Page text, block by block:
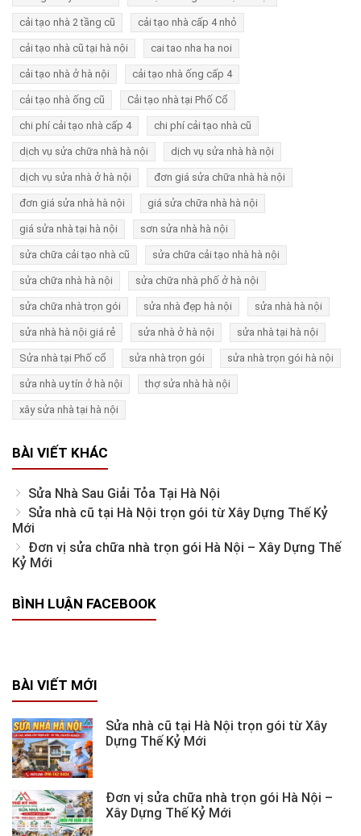
cải tạo nhà 2 tầng cũ cải tạo nhà cấp 4 nhỏ
cải tạo nhà cũ tại hà nội cai tao nha ha noi
cải tạo nhà ở hà nội cải tạo nhà ống cấp 4
cải tạo nhà ống cũ Cải tạo nhà tại Phố Cổ
chi phí cải tạo nhà cấp 4 chi phí cải tạo nhà cũ
dịch vụ sửa chữa nhà hà nội dịch vụ sửa nhà hà nội
dịch vụ sửa nhà ở hà nội đơn giá sửa chữa nhà hà nội
đơn giá sửa nhà hà nội giá sửa chữa nhà hà nội
giá sửa nhà tại hà nội sơn sửa nhà hà nội
sửa chữa cải tạo nhà cũ sửa chữa cải tạo nhà hà nội
sửa chữa nhà hà nội sửa chữa nhà phố ở hà nội
sửa chữa nhà trọn gói sửa nhà đẹp hà nội sửa nhà hà nội
sửa nhà hà nội giá rẻ sửa nhà ở hà nội sửa nhà tại hà nội
Sửa nhà tại Phố cổ sửa nhà trọn gói sửa nhà trọn gói hà nội
sửa nhà uy tín ở hà nội thợ sửa nhà hà nội
xây sửa nhà tại hà nội
BÀI VIẾT KHÁC
Sửa Nhà Sau Giải Tỏa Tại Hà Nội
Sửa nhà cũ tại Hà Nội trọn gói từ Xây Dựng Thế Kỷ
Mới
Đơn vị sửa chữa nhà trọn gói Hà Nội – Xây Dựng Thế
Kỷ Mới
BÌNH LUẬN FACEBOOK
BÀI VIẾT MỚI
Sửa nhà cũ tại Hà Nội trọn gói từ Xây
Dựng Thế Kỷ Mới
Đơn vị sửa chữa nhà trọn gói Hà Nội –
Xây Dựng Thế Kỷ Mới